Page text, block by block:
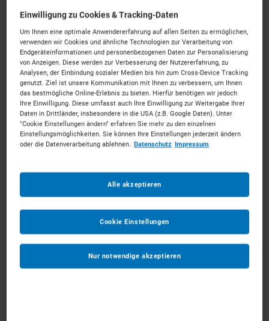
Wir garantieren
Direkt anfragen
Starten Sie sofort online Ihre Anfrage – ganz
So kommen Sie mit wenigen Angaben schnell
und effizient zum Ziel.
Einwilligung zu Cookies & Tracking-Daten
Um Ihnen eine optimale Anwendererfahrung auf allen Seiten zu ermöglichen,
verwenden wir Cookies und ähnliche Technologien zur Verarbeitung von
Endgeräteinformationen und personenbezogenen Daten zur Personalisierung
von Anzeigen. Diese werden zur Verbesserung der Nutzererfahrung, zu
Analysen, der Einbindung sozialer Medien bis hin zum Cross-Device Tracking
genutzt. Ziel ist unsere Kommunikation mit Ihnen zu verbessern, um Ihnen
das bestmögliche Online-Erlebnis zu bieten. Hierfür benötigen wir jedoch
Ihre Einwilligung. Diese umfasst auch Ihre Einwilligung zur Weitergabe Ihrer
Daten in Drittländer, insbesondere in die USA (z.B. Google Daten). Unter
"Cookie Einstellungen ändern" erfahren Sie mehr zu den einzelnen
Einstellungsmöglichkeiten. Sie können Ihre Einstellungen jederzeit ändern
oder die Datenverarbeitung ablehnen. Datenschutz Impressum
Nur notwendige akzeptieren
Alle akzeptieren
Cookie Einstellungen